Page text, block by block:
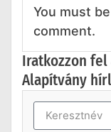
You must
comment.
Iratkozzon fel
Alapítvány